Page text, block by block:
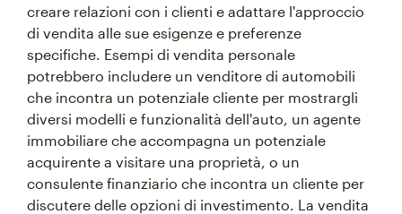
creare relazioni con i clienti e adattare l'approccio
di vendita alle sue esigenze e preferenze
specifiche. Esempi di vendita personale
potrebbero includere un venditore di automobili
che incontra un potenziale cliente per mostrargli
diversi modelli e funzionalità dell'auto, un agente
immobiliare che accompagna un potenziale
acquirente a visitare una proprietà, o un
consulente finanziario che incontra un cliente per
discutere delle opzioni di investimento. La vendita